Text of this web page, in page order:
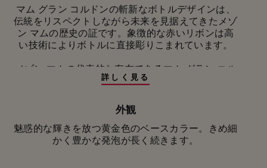
マム グラン コルドンの斬新なボトルデザインは、
伝統をリスペクトしながら未来を見据えてきたメゾ
ン マムの歴史の証です。象徴的な赤いリボンは高
い技術によりボトルに直接彫りこまれています。
メゾン マムの代表的な存在であるマム グラン コル
ドンは、フランスのシャンパーニュが産地であるピ
す。 100を超えるクリュ（村）から集めたブドウ
で、シャルドネのもつエレガンスさとミネラル感、
ピノ・ムニエのもつフルーティさが、ピノ・ノワー
ルの力強さやストラクチャーとほどよいバランスを
詳しく見る
外観
魅惑的な輝きを放つ黄金色のベースカラー。きめ細
かく豊かな発泡が長く続きます。